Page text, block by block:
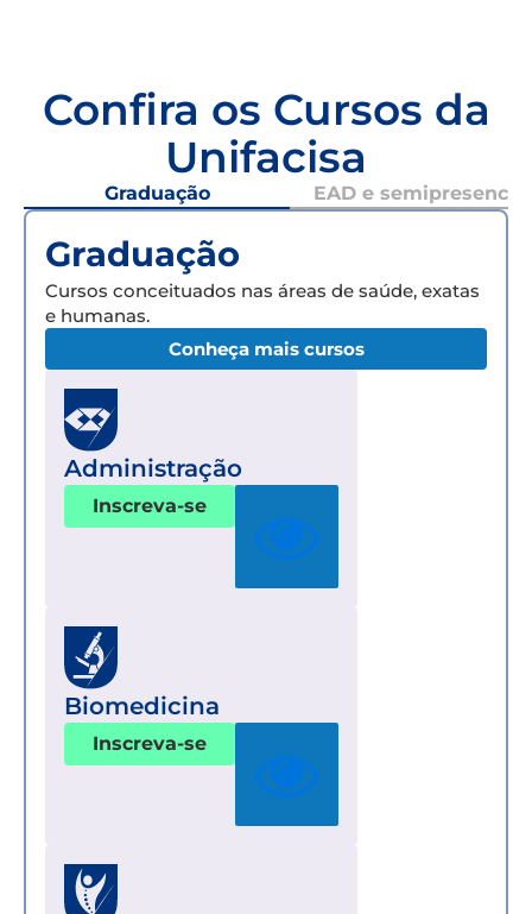
Confira os Cursos da
Unifacisa
Graduação EAD e semipresencial
Graduação
Cursos conceituados nas áreas de saúde, exatas
e humanas.
Conheça mais cursos
Administração
Inscreva-se
Biomedicina
Inscreva-se